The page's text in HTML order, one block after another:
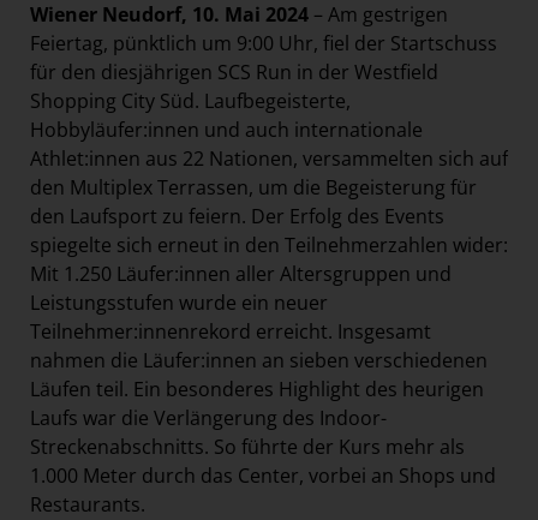
NMK
MEDIA
KONTAKT
Wiener Neudorf, 10. Mai 2024 – Am gestrigen
Feiertag, pünktlich um 9:00 Uhr, fiel der Startschuss
für den diesjährigen SCS Run in der Westfield
Shopping City Süd. Laufbegeisterte,
Hobbyläufer:innen und auch internationale
Athlet:innen aus 22 Nationen, versammelten sich auf
den Multiplex Terrassen, um die Begeisterung für
den Laufsport zu feiern. Der Erfolg des Events
spiegelte sich erneut in den Teilnehmerzahlen wider:
Mit 1.250 Läufer:innen aller Altersgruppen und
Leistungsstufen wurde ein neuer
Teilnehmer:innenrekord erreicht. Insgesamt
nahmen die Läufer:innen an sieben verschiedenen
Läufen teil. Ein besonderes Highlight des heurigen
Laufs war die Verlängerung des Indoor-
Streckenabschnitts. So führte der Kurs mehr als
1.000 Meter durch das Center, vorbei an Shops und
Restaurants.